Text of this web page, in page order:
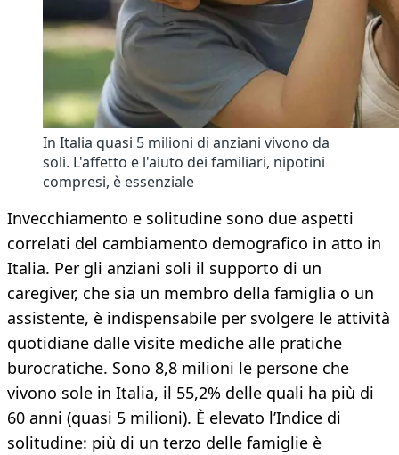
In Italia quasi 5 milioni di anziani vivono da
soli. L'affetto e l'aiuto dei familiari, nipotini
compresi, è essenziale
Invecchiamento e solitudine sono due aspetti
correlati del cambiamento demografico in atto in
Italia. Per gli anziani soli il supporto di un
caregiver, che sia un membro della famiglia o un
assistente, è indispensabile per svolgere le attività
quotidiane dalle visite mediche alle pratiche
burocratiche. Sono 8,8 milioni le persone che
vivono sole in Italia, il 55,2% delle quali ha più di
60 anni (quasi 5 milioni). È elevato l’Indice di
solitudine: più di un terzo delle famiglie è